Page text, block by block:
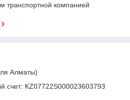
транспортной компанией
Алматы)
счет: KZ07722S000023603793